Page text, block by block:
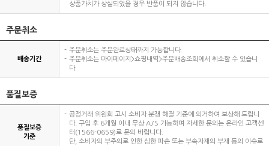
상품가치가 상실되었을 경우 반품이 되지 않습니다.
주문취소
배송기간
주문취소는 주문완료상태까지 가능합니다.
주문취소는 마이페이지>쇼핑내역>주문배송조회에서 취소할 수 있습니
다.
품질보증
품질보증
기준
공정거래 위원회 고시 소비자 분쟁 해결 기준에 의거하여 보상해 드립니
다. 구입 후 6개월 이내 무상 A/S 가능하며 자세한 문의는 온라인 고객센
터(1566-0659)로 문의 바랍니다.
단, 소비자의 부주의로 인한 심한 파손 또는 부속자재의 부재 등의 이슈로